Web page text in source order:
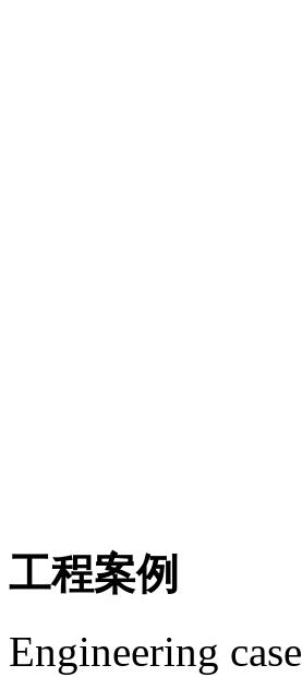
工程案例
Engineering case